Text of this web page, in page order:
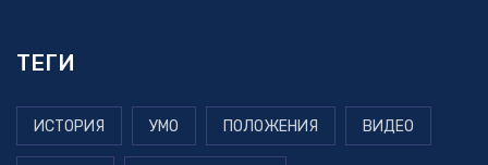
ТЕГИ
ИСТОРИЯ УМО ПОЛОЖЕНИЯ ВИДЕО